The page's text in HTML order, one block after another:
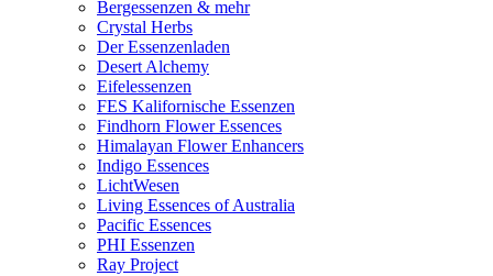
Bergessenzen & mehr
Crystal Herbs
Der Essenzenladen
Desert Alchemy
Eifelessenzen
FES Kalifornische Essenzen
Findhorn Flower Essences
Himalayan Flower Enhancers
Indigo Essences
LichtWesen
Living Essences of Australia
Pacific Essences
PHI Essenzen
Ray Project